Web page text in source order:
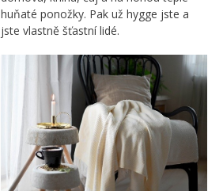
huňaté ponožky. Pak už hygge jste a
jste vlastně šťastní lidé.